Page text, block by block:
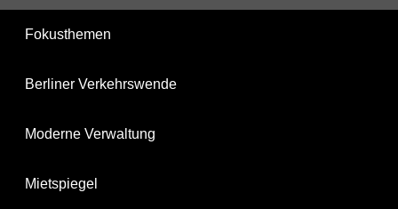
Fokusthemen
Berliner Verkehrswende
Moderne Verwaltung
Mietspiegel